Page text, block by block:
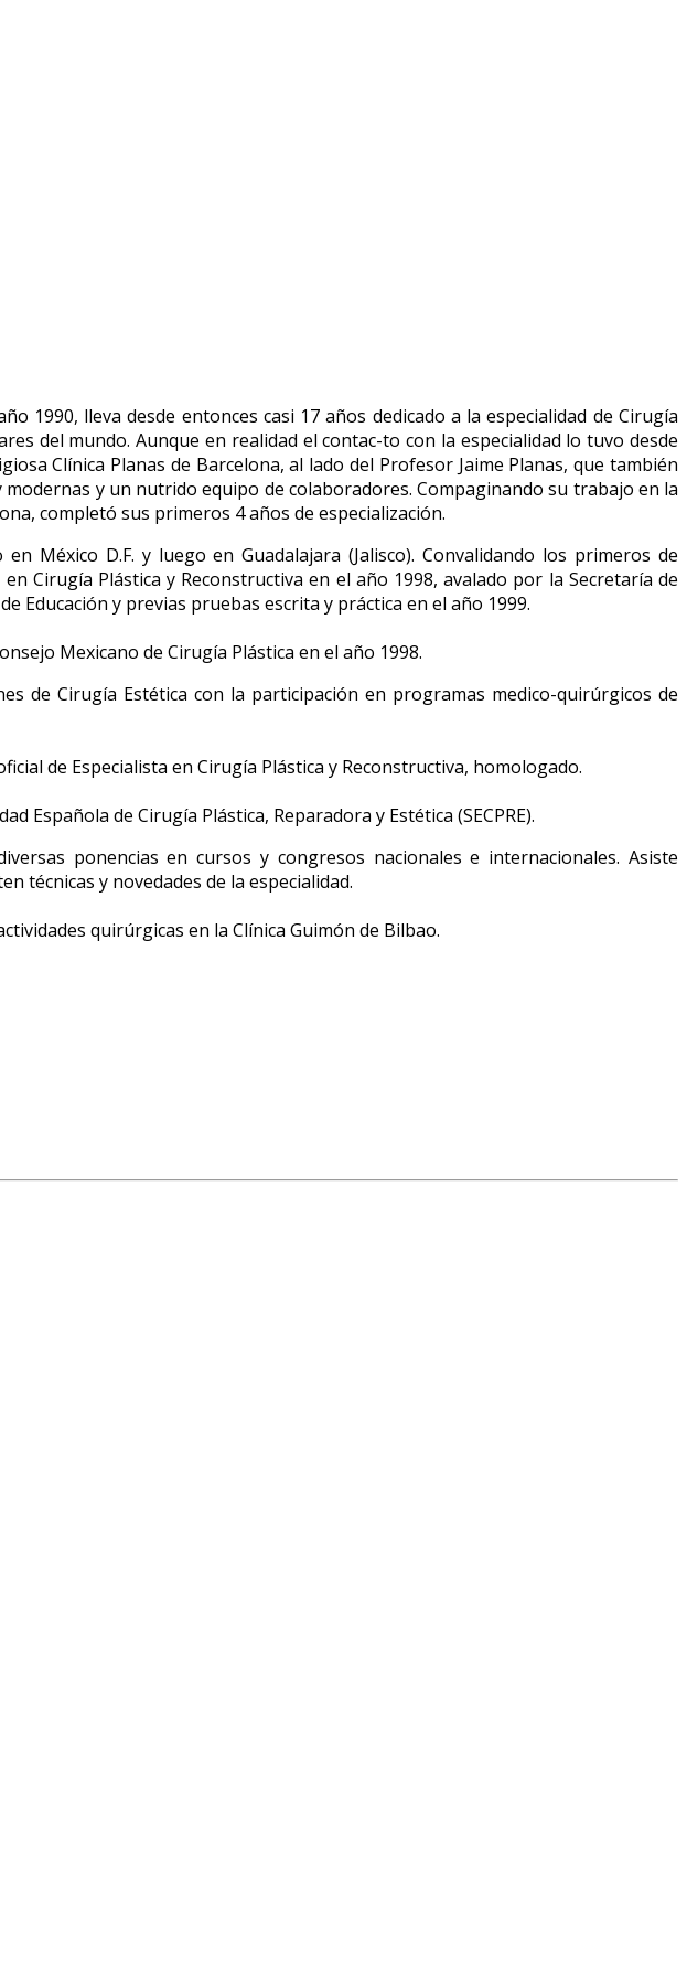
1990, lleva desde entonces casi 17 años dedicado a la especialidad de Cirugía
del mundo. Aunque en realidad el contac-to con la especialidad lo tuvo desde
Clínica Planas de Barcelona, al lado del Profesor Jaime Planas, que también
y un nutrido equipo de colaboradores. Compaginando su trabajo en la
completó sus primeros 4 años de especialización.
México D.F. y luego en Guadalajara (Jalisco). Convalidando los primeros de
Cirugía Plástica y Reconstructiva en el año 1998, avalado por la Secretaría de
Educación y previas pruebas escrita y práctica en el año 1999.
Mexicano de Cirugía Plástica en el año 1998.
de Cirugía Estética con la participación en programas medico-quirúrgicos de
de Especialista en Cirugía Plástica y Reconstructiva, homologado.
Española de Cirugía Plástica, Reparadora y Estética (SECPRE).
ponencias en cursos y congresos nacionales e internacionales. Asiste
técnicas y novedades de la especialidad.
quirúrgicas en la Clínica Guimón de Bilbao.